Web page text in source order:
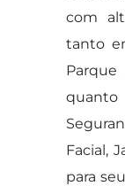
com
tanto
quanto
Facial,
para